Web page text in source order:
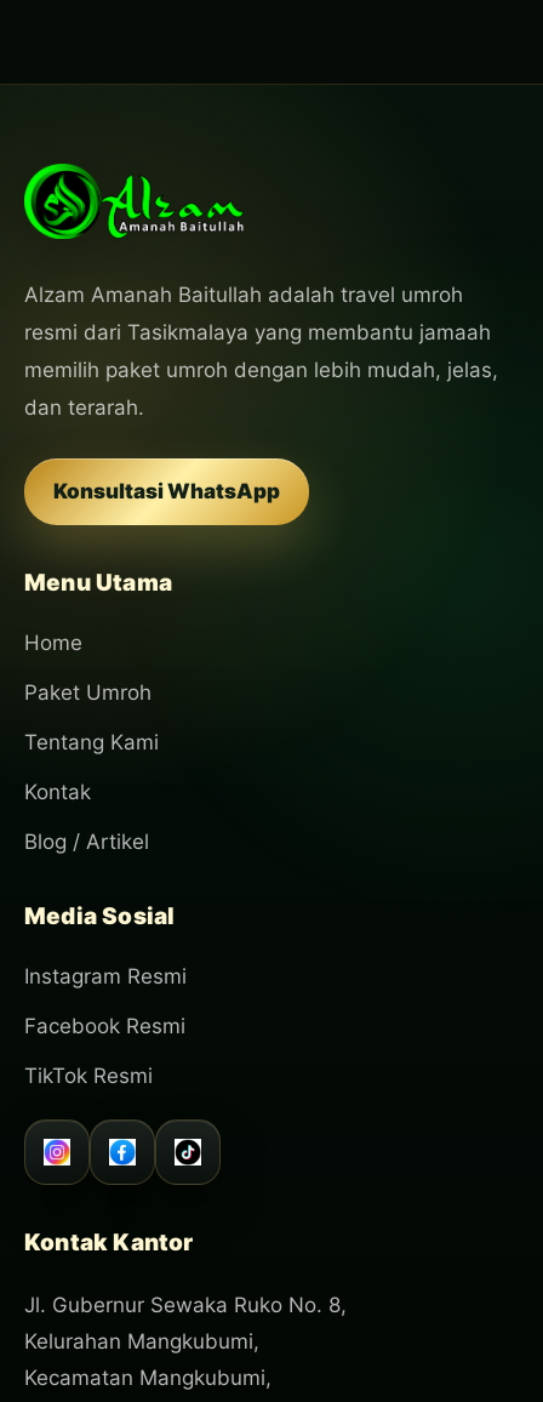
Alzam Amanah Baitullah adalah travel umroh
resmi dari Tasikmalaya yang membantu jamaah
memilih paket umroh dengan lebih mudah, jelas,
dan terarah.
Konsultasi WhatsApp
Menu Utama
Home
Paket Umroh
Tentang Kami
Kontak
Blog / Artikel
Media Sosial
Instagram Resmi
Facebook Resmi
TikTok Resmi
Kontak Kantor
Jl. Gubernur Sewaka Ruko No. 8,
Kelurahan Mangkubumi,
Kecamatan Mangkubumi,